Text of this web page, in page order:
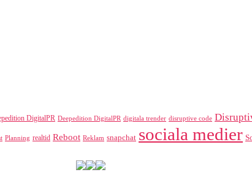
DigitalPR Deepedition DigitalPR digitala trender disruptive code
Planning realtid Reboot Reklam snapchat sociala medier